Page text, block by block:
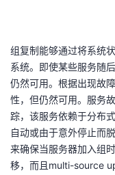
组复制能够通过将系统
系统。即使某些服务随
仍然可用。根据出现故
性，但仍然可用。服务
踪，该服务依赖于分布
自动或由于意外停止而
来确保当服务器加入组
移，而且multi-source